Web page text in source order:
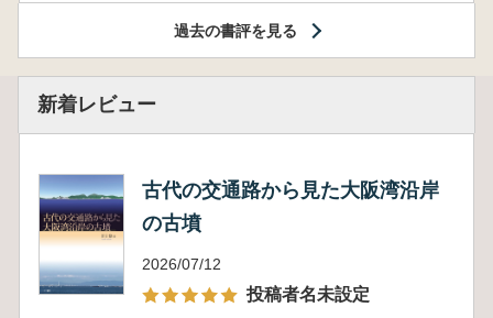
過去の書評を見る
新着レビュー
古代の交通路から見た大阪湾沿岸
の古墳
2026/07/12
投稿者名未設定